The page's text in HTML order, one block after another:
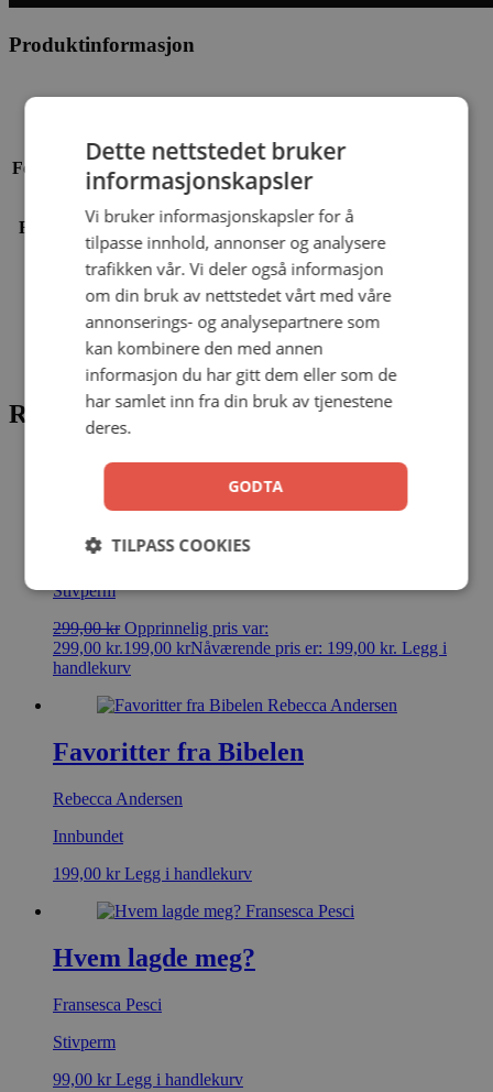
Produktinformasjon
EAN
Forfatter Rebecca Andersen
Format Innbundet
2025
Relaterte produkter
Tilbud!
Du er unik!
Max Lucado
Stivperm
299,00kr Opprinnelig pris var:
299,00 kr.199,00 krNåværende pris er: 199,00 kr. Legg i
handlekurv
Favoritter fra Bibelen
Rebecca Andersen
Innbundet
199,00 kr Legg i handlekurv
Hvem lagde meg?
Fransesca Pesci
Stivperm
99,00 kr Legg i handlekurv
Dette nettstedet bruker
informasjonskapsler
Vi bruker informasjonskapsler for å
tilpasse innhold, annonser og analysere
trafikken vår. Vi deler også informasjon
om din bruk av nettstedet vårt med våre
annonserings- og analysepartnere som
kan kombinere den med annen
informasjon du har gitt dem eller som de
har samlet inn fra din bruk av tjenestene
deres.
GODTA
TILPASS COOKIES